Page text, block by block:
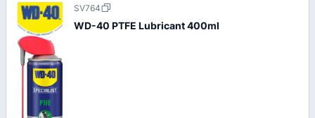
SV764
WD-40 PTFE Lubricant 400ml